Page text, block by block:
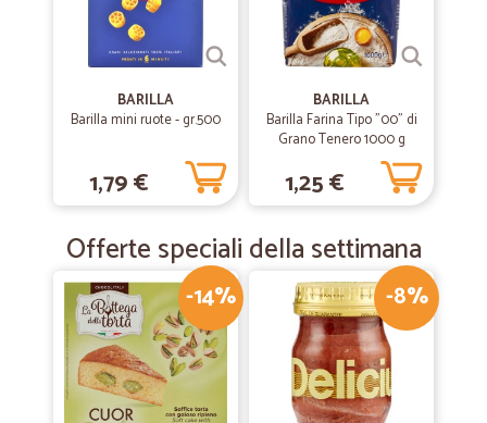
mi trovo molto bene con Cicalia prodotti di qualità ottimo rapporto
qualità prezzo vasta scelta di marchi e tipologie consegna rapida e
puntuale Cicalia è il mio supermercato di fiducia
03/10/2019
Facile e veloce
Facile e veloce
19/01/2019
—Valeria G.
Veloci e ampia varietà di prodotti
Veloci e ampia varietà di prodotti particolari
BARILLA
Barilla mini ruote - gr.500
1,79 €
BARILLA
Barilla Farina Tipo "00" di
Grano Tenero 1000 g
1,25 €
Offerte speciali della settimana
-14% -8%